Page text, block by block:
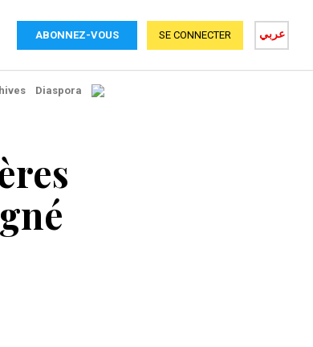
ABONNEZ-VOUS عربي SE CONNECTER
Diaspora